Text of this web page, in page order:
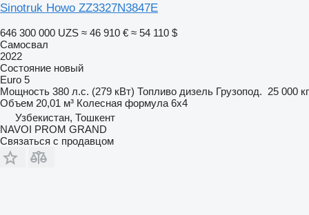
Sinotruk Howo ZZ3327N3847E
646 300 000 UZS ≈ 46 910 € ≈ 54 110 $
Самосвал
2022
Состояние новый
Euro 5
Мощность 380 л.с. (279 кВт) Топливо дизель Грузопод. 25 000 кг
Объем 20,01 м³ Колесная формула 6x4
Узбекистан, Тошкент
NAVOI PROM GRAND
Связаться с продавцом